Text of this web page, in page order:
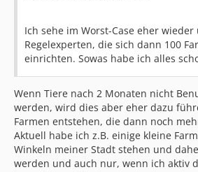
Ich sehe im Worst-Case eher wieder
Regelexperten, die sich dann 100
einrichten. Sowas habe ich alles
Wenn Tiere nach 2 Monaten nicht
werden, wird dies aber eher dazu
Farmen entstehen, die dann noch
Aktuell habe ich z.B. einige kleine
Winkeln meiner Stadt stehen und
werden und auch nur, wenn ich aktiv